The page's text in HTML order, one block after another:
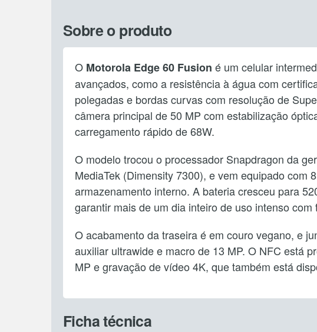
Sobre o produto
O Motorola Edge 60 Fusion é um celular
avançados, como a resistência à água com
polegadas e bordas curvas com resolução de
câmera principal de 50 MP com estabilização
carregamento rápido de 68W.
O modelo trocou o processador Snapdragon da
MediaTek (Dimensity 7300), e vem equipado com
armazenamento interno. A bateria cresceu para
garantir mais de um dia inteiro de uso intenso com
O acabamento da traseira é em couro vegano, e
auxiliar ultrawide e macro de 13 MP. O NFC está
MP e gravação de vídeo 4K, que também está
Ficha técnica